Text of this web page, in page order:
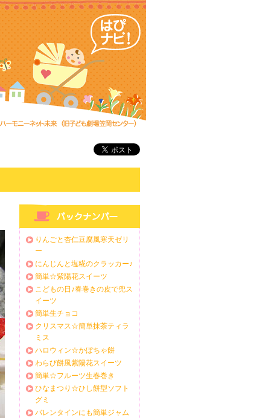
りんごと杏仁豆腐風寒天ゼリ
ー
にんじんと塩糀のクラッカー♪
簡単☆紫陽花スイーツ
こどもの日♪春巻きの皮で兜ス
イーツ
簡単生チョコ
クリスマス☆簡単抹茶ティラ
ミス
ハロウィン☆かぼちゃ餅
わらび餅風紫陽花スイーツ
簡単☆フルーツ生春巻き
ひなまつり☆ひし餅型ソフト
グミ
バレンタインにも簡単ジャム